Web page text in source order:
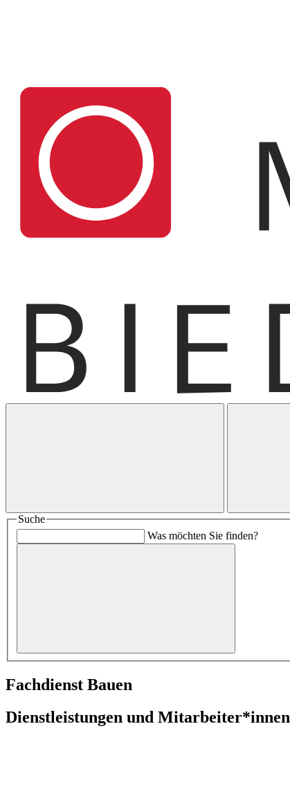
Suche
Was möchten Sie finden?
Fachdienst Bauen
Dienstleistungen und Mitarbeiter*innen